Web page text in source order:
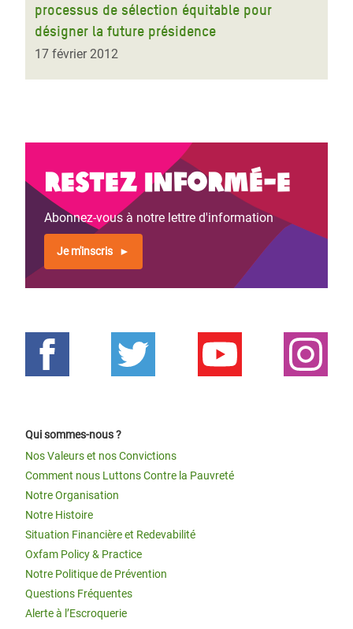
processus de sélection équitable pour
désigner la future présidence
17 février 2012
Restez informé-e
Abonnez-vous à notre lettre d'information
Je m'inscris
Qui sommes-nous ?
Nos Valeurs et nos Convictions
Comment nous Luttons Contre la Pauvreté
Notre Organisation
Notre Histoire
Situation Financière et Redevabilité
Oxfam Policy & Practice
Notre Politique de Prévention
Questions Fréquentes
Alerte à l’Escroquerie